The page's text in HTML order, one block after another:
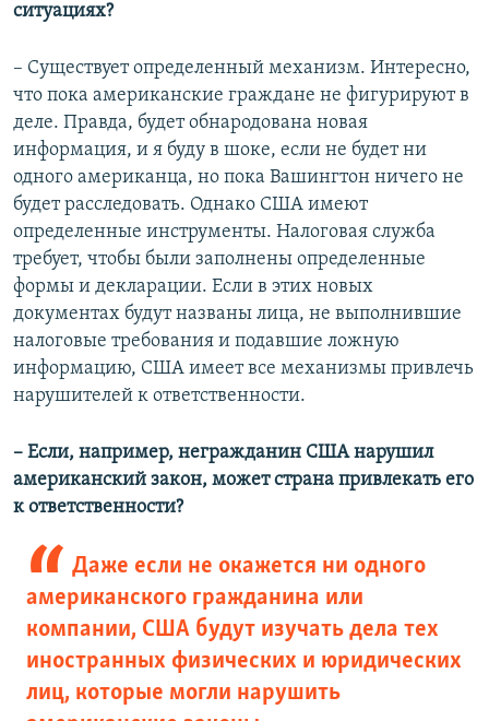
ситуациях?
– Существует определенный механизм. Интересно,
что пока американские граждане не фигурируют в
деле. Правда, будет обнародована новая
информация, и я буду в шоке, если не будет ни
одного американца, но пока Вашингтон ничего не
будет расследовать. Однако США имеют
определенные инструменты. Налоговая служба
требует, чтобы были заполнены определенные
формы и декларации. Если в этих новых
документах будут названы лица, не выполнившие
налоговые требования и подавшие ложную
информацию, США имеет все механизмы привлечь
нарушителей к ответственности.
– Если, например, негражданин США нарушил
американский закон, может страна привлекать его
к ответственности?
Даже если не окажется ни одного
американского гражданина или
компании, США будут изучать дела тех
иностранных физических и юридических
лиц, которые могли нарушить